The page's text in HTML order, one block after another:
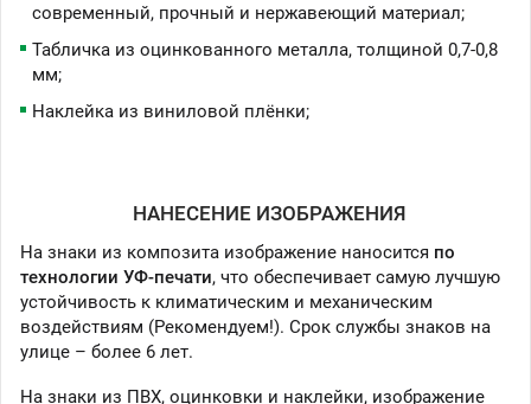
современный, прочный и нержавеющий материал;
Табличка из оцинкованного металла, толщиной 0,7-0,8
мм;
Наклейка из виниловой плёнки;
НАНЕСЕНИЕ ИЗОБРАЖЕНИЯ
На знаки из композита изображение наносится по
технологии УФ-печати, что обеспечивает самую лучшую
устойчивость к климатическим и механическим
воздействиям (Рекомендуем!). Срок службы знаков на
улице – более 6 лет.
На знаки из ПВХ, оцинковки и наклейки, изображение